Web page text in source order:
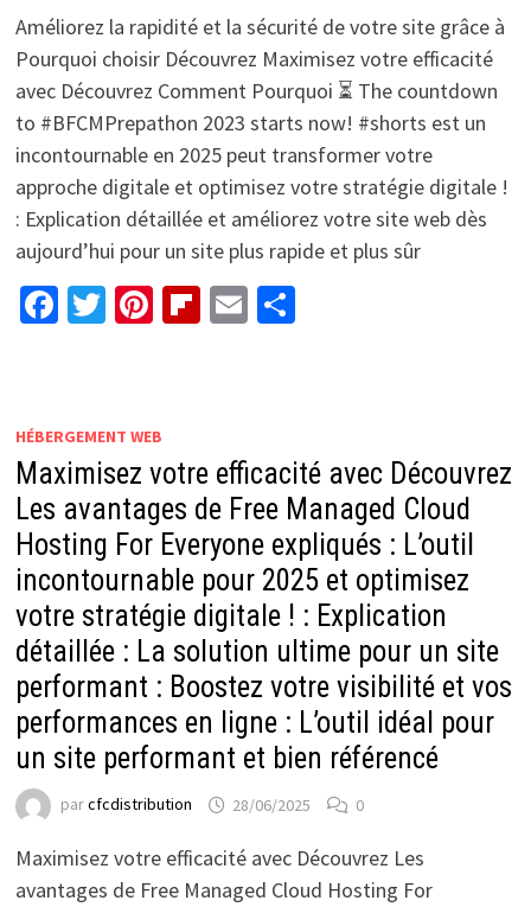
Améliorez la rapidité et la sécurité de votre site grâce à
Pourquoi choisir Découvrez Maximisez votre efficacité
avec Découvrez Comment Pourquoi ⏳ The countdown
to #BFCMPrepathon 2023 starts now! #shorts est un
incontournable en 2025 peut transformer votre
approche digitale et optimisez votre stratégie digitale !
: Explication détaillée et améliorez votre site web dès
aujourd’hui pour un site plus rapide et plus sûr
Facebook
Twitter
Pinterest
Flipboard
EmailPartager
HÉBERGEMENT WEB
Maximisez votre efficacité avec Découvrez
Les avantages de Free Managed Cloud
Hosting For Everyone expliqués : L’outil
incontournable pour 2025 et optimisez
votre stratégie digitale ! : Explication
détaillée : La solution ultime pour un site
performant : Boostez votre visibilité et vos
performances en ligne : L’outil idéal pour
un site performant et bien référencé
parcfcdistribution 28/06/2025 0
Maximisez votre efficacité avec Découvrez Les
avantages de Free Managed Cloud Hosting For